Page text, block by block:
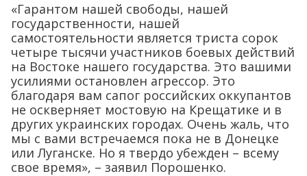
«Гарантом нашей свободы, нашей
государственности, нашей
самостоятельности является триста сорок
четыре тысячи участников боевых действий
на Востоке нашего государства. Это вашими
усилиями остановлен агрессор. Это
благодаря вам сапог российских оккупантов
не оскверняет мостовую на Крещатике и в
других украинских городах. Очень жаль, что
мы с вами встречаемся пока не в Донецке
или Луганске. Но я твердо убежден – всему
свое время», – заявил Порошенко.